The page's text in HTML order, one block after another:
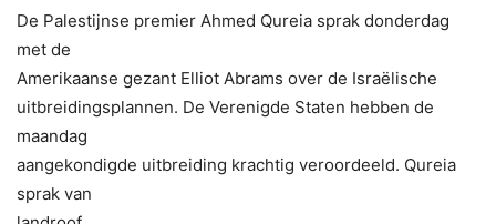
De Palestijnse premier Ahmed Qureia sprak donderdag
met de
Amerikaanse gezant Elliot Abrams over de Israëlische
uitbreidingsplannen. De Verenigde Staten hebben de
maandag
aangekondigde uitbreiding krachtig veroordeeld. Qureia
sprak van